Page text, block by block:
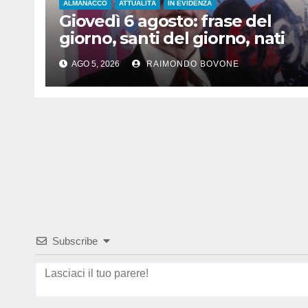
ALMANACCO ATTUALITÀ IN EVIDENZA
Giovedì 6 agosto: frase del
giorno, santi del giorno, nati
famosi, accadde oggi
AGO 5, 2026 RAIMONDO BOVONE
Subscribe